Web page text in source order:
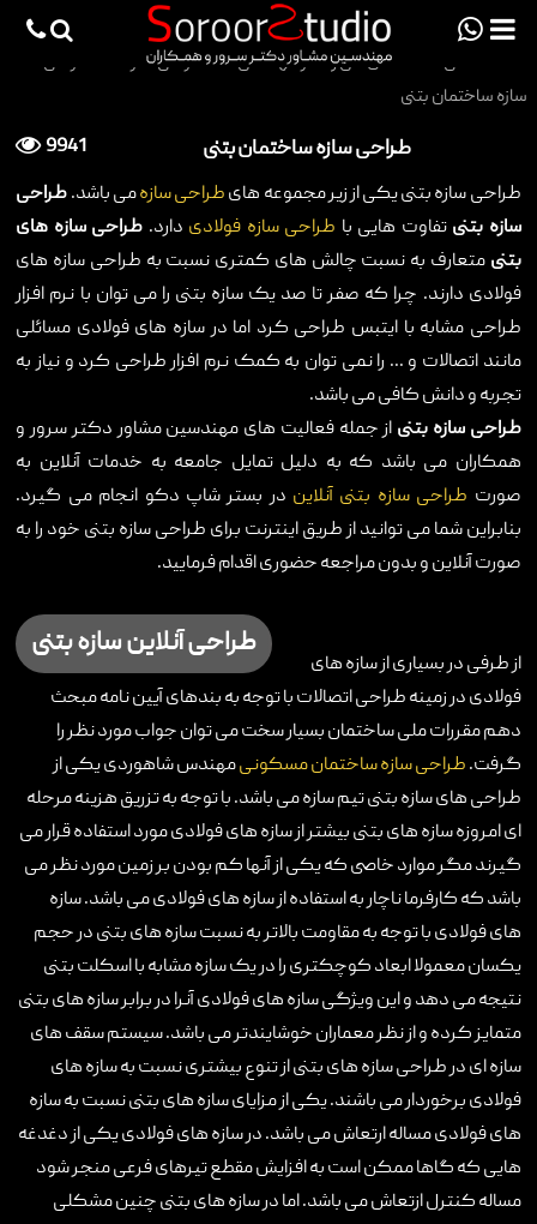
viewportchecker
×
دانش فنی
مقالات
خدمات
ثبت سفارش طراحی آنلاین
طراحی
اجرا
تماس با ما
صفحه اصلی دانش فنی و هنر مهندسی > طراحی سازه
طراحی
سازه ساختمان بتنی
9941
طراحی سازه ساختمان بتنی
طراحی سازه بتنی یکی از زیر مجموعه هایطراحی سازهمی باشد.طراحی
سازه بتنی تفاوت هایی با طراحی سازه فولادی دارد. طراحی سازه های
بتنی متعارف به نسبت چالش های کمتری نسبت به طراحی سازه های
فولادی دارند. چرا که صفر تا صد یک سازه بتنی را می توان با نرم افزار
طراحی مشابه با ایتبس طراحی کرد اما در سازه های فولادی مسائلی
مانند اتصالات و ... را نمی توان به کمک نرم افزار طراحی کرد و نیاز به
تجربه و دانش کافی می باشد.
طراحی سازه بتنی از جمله فعالیت های مهندسین مشاور دکتر سرور و
همکاران می باشد که به دلیل تمایل جامعه به خدمات آنلاین به
صورت طراحی سازه بتنی آنلاین در بستر شاپ دکو انجام می گیرد.
بنابراین شما می توانید از طریق اینترنت برای طراحی سازه بتنی خود را به
صورت آنلاین و بدون مراجعه حضوری اقدام فرمایید.
طراحی آنلاین سازه بتنی
از طرفی در بسیاری از سازه های
فولادی در زمینه طراحی اتصالات با توجه به بندهای آیین نامه مبحث
دهم مقررات ملی ساختمان بسیار سخت می توان جواب مورد نظر را
گرفت.طراحی سازه ساختمان مسکونیمهندس شاهوردی یکی از
طراحی های سازه بتنی تیم سازه می باشد. با توجه به تزریق هزینه مرحله
ای امروزه سازه های بتنی بیشتر از سازه های فولادی مورد استفاده قرار می
گیرند مگر موارد خاصی که یکی از آنها کم بودن بر زمین مورد نظر می
باشد که کارفرما ناچار به استفاده از سازه های فولادی می باشد. سازه
های فولادی با توجه به مقاومت بالاتر به نسبت سازه های بتنی در حجم
یکسان معمولا ابعاد کوچکتری را در یک سازه مشابه با اسکلت بتنی
نتیجه می دهد و این ویژگی سازه های فولادی آنرا در برابر سازه های بتنی
متمایز کرده و از نظر معماران خوشایندتر می باشد. سیستم سقف های
سازه ای در طراحی سازه های بتنی از تنوع بیشتری نسبت به سازه های
فولادی برخوردار می باشند. یکی از مزایای سازه های بتنی نسبت به سازه
های فولادی مساله ارتعاش می باشد. در سازه های فولادی یکی از دغدغه
هایی که گاها ممکن است به افزایش مقطع تیرهای فرعی منجر شود
مساله کنترل ازتعاش می باشد. اما در سازه های بتنی چنین مشکلی